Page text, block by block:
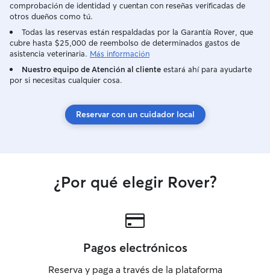
comprobación de identidad y cuentan con reseñas verificadas de
otros dueños como tú.
Todas las reservas están respaldadas por la Garantía Rover, que
cubre hasta $25,000 de reembolso de determinados gastos de
asistencia veterinaria. Más información
Nuestro equipo de Atención al cliente estará ahí para ayudarte
por si necesitas cualquier cosa.
Reservar con un cuidador local
¿Por qué elegir Rover?
Pagos electrónicos
Reserva y paga a través de la plataforma